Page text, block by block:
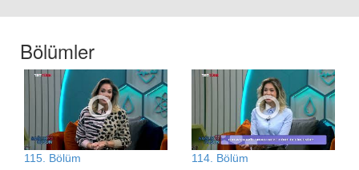
Bölümler
115. Bölüm 114. Bölüm